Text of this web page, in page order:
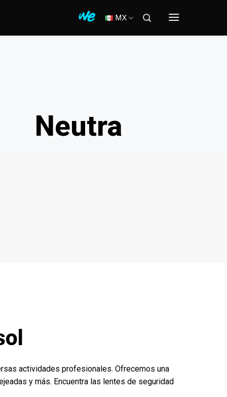
MX
Neutra
actividades profesionales. Ofrecemos una
y más. Encuentra las lentes de seguridad